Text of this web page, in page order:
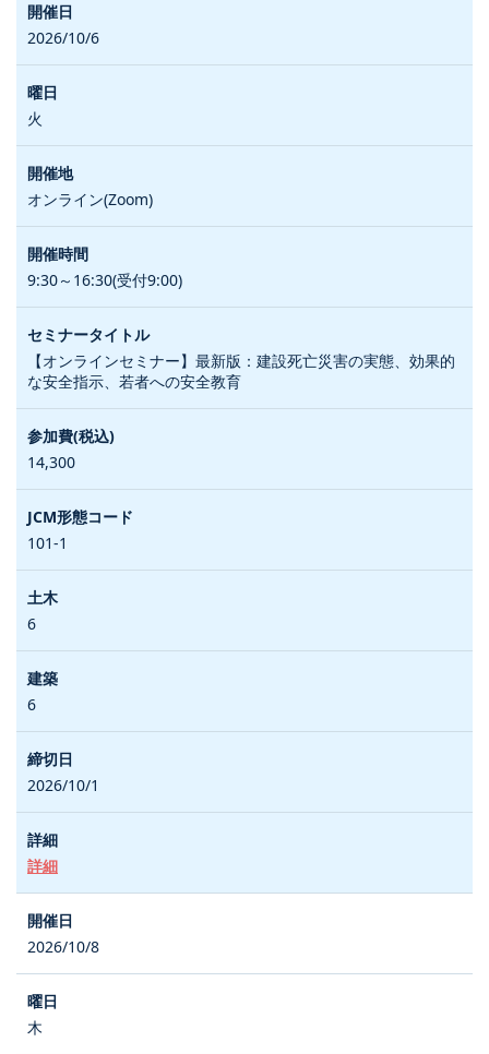
2026/10/6
火
オンライン(Zoom)
9:30～16:30(受付9:00)
【オンラインセミナー】最新版：建設死亡災害の実態、効果的
な安全指示、若者への安全教育
14,300
101-1
6
6
2026/10/1
詳細
2026/10/8
木